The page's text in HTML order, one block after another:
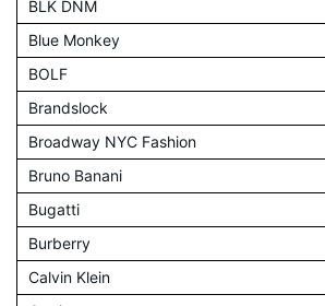
BLK DNM
Blue Monkey
BOLF
Brandslock
Broadway NYC Fashion
Bruno Banani
Bugatti
Burberry
Calvin Klein